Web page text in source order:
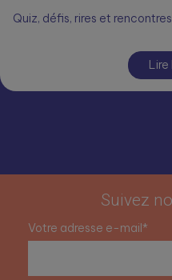
Quiz, défis, rires et
Lire
Suivez
Votre adresse e-mail*